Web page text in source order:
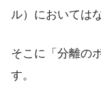
ル）においては
そこに「分離の
す。